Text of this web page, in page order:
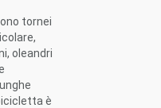
tornei
oleandri
è